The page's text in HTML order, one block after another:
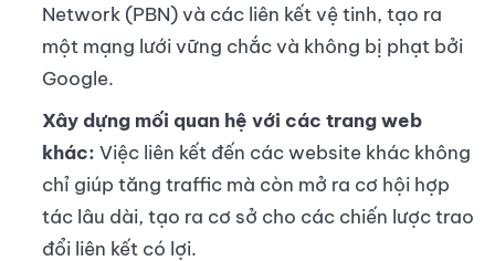
Network (PBN) và các liên kết vệ tinh, tạo ra
một mạng lưới vững chắc và không bị phạt bởi
Google.
Xây dựng mối quan hệ với các trang web
khác: Việc liên kết đến các website khác không
chỉ giúp tăng traffic mà còn mở ra cơ hội hợp
tác lâu dài, tạo ra cơ sở cho các chiến lược trao
đổi liên kết có lợi.